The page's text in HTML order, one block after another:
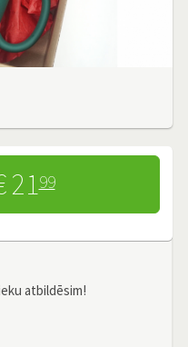
2199
atbildēsim!